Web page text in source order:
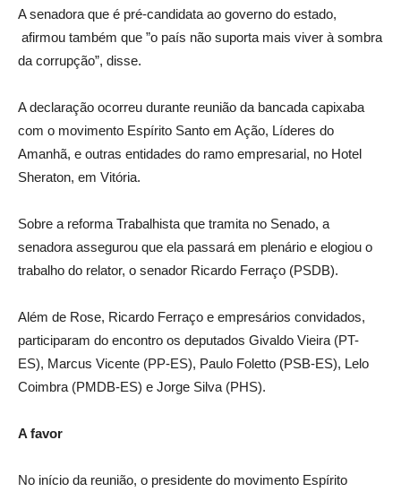
A senadora que é pré-candidata ao governo do estado,
afirmou também que ”o país não suporta mais viver à sombra
da corrupção”, disse.
A declaração ocorreu durante reunião da bancada capixaba
com o movimento Espírito Santo em Ação, Líderes do
Amanhã, e outras entidades do ramo empresarial, no Hotel
Sheraton, em Vitória.
Sobre a reforma Trabalhista que tramita no Senado, a
senadora assegurou que ela passará em plenário e elogiou o
trabalho do relator, o senador Ricardo Ferraço (PSDB).
Além de Rose, Ricardo Ferraço e empresários convidados,
participaram do encontro os deputados Givaldo Vieira (PT-
ES), Marcus Vicente (PP-ES), Paulo Foletto (PSB-ES), Lelo
Coimbra (PMDB-ES) e Jorge Silva (PHS).
A favor
No início da reunião, o presidente do movimento Espírito